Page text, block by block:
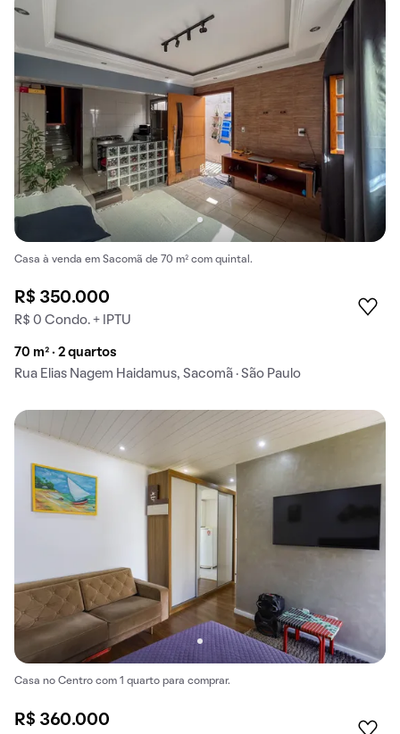
Casa à venda em Sacomã de 70 m² com quintal.
R$ 350.000
R$ 0 Condo. + IPTU
70 m² · 2 quartos
Rua Elias Nagem Haidamus, Sacomã · São Paulo
Casa no Centro com 1 quarto para comprar.
R$ 360.000